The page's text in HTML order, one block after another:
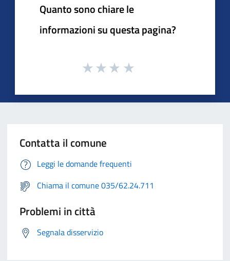
Quanto sono chiare le
informazioni su questa pagina?
Contatta il comune
Leggi le domande frequenti
Chiama il comune 035/62.24.711
Problemi in città
Segnala disservizio